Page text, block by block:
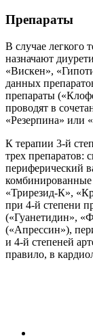
Препараты
В случае легкого
назначают
«Вискен»,
данных
препараты
проводят в
«Резерпина» или
К терапии 3-й
трех препаратов:
периферический
комбинированные
«Трирезид-К»,
при 4-й степени
(«Гуанетидин»,
(«Апрессин»),
и 4-й степеней
правило, в